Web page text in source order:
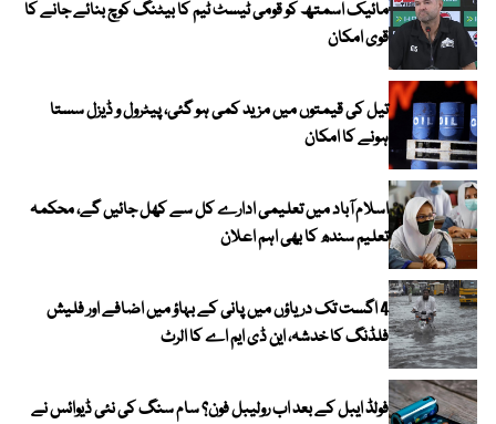
مائیک اسمتھ کو قومی ٹیسٹ ٹیم کا بیٹنگ کوچ بنائے جانے کا
قوی امکان
تیل کی قیمتوں میں مزید کمی ہو گئی، پیٹرول و ڈیزل سستا
ہونے کا امکان
اسلام آباد میں تعلیمی ادارے کل سے کھل جائیں گے، محکمہ
تعلیم سندھ کا بھی اہم اعلان
4 اگست تک دریاؤں میں پانی کے بہاؤ میں اضافے اور فلیش
فلڈنگ کا خدشہ، این ڈی ایم اے کا الرٹ
فولڈ ایبل کے بعد اب رولیبل فون؟ سام سنگ کی نئی ڈیوائس نے